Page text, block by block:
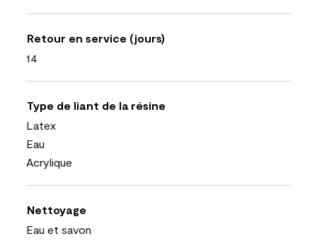
Retour en service (jours)
14
Type de liant de la résine
Latex
Eau
Acrylique
Nettoyage
Eau et savon